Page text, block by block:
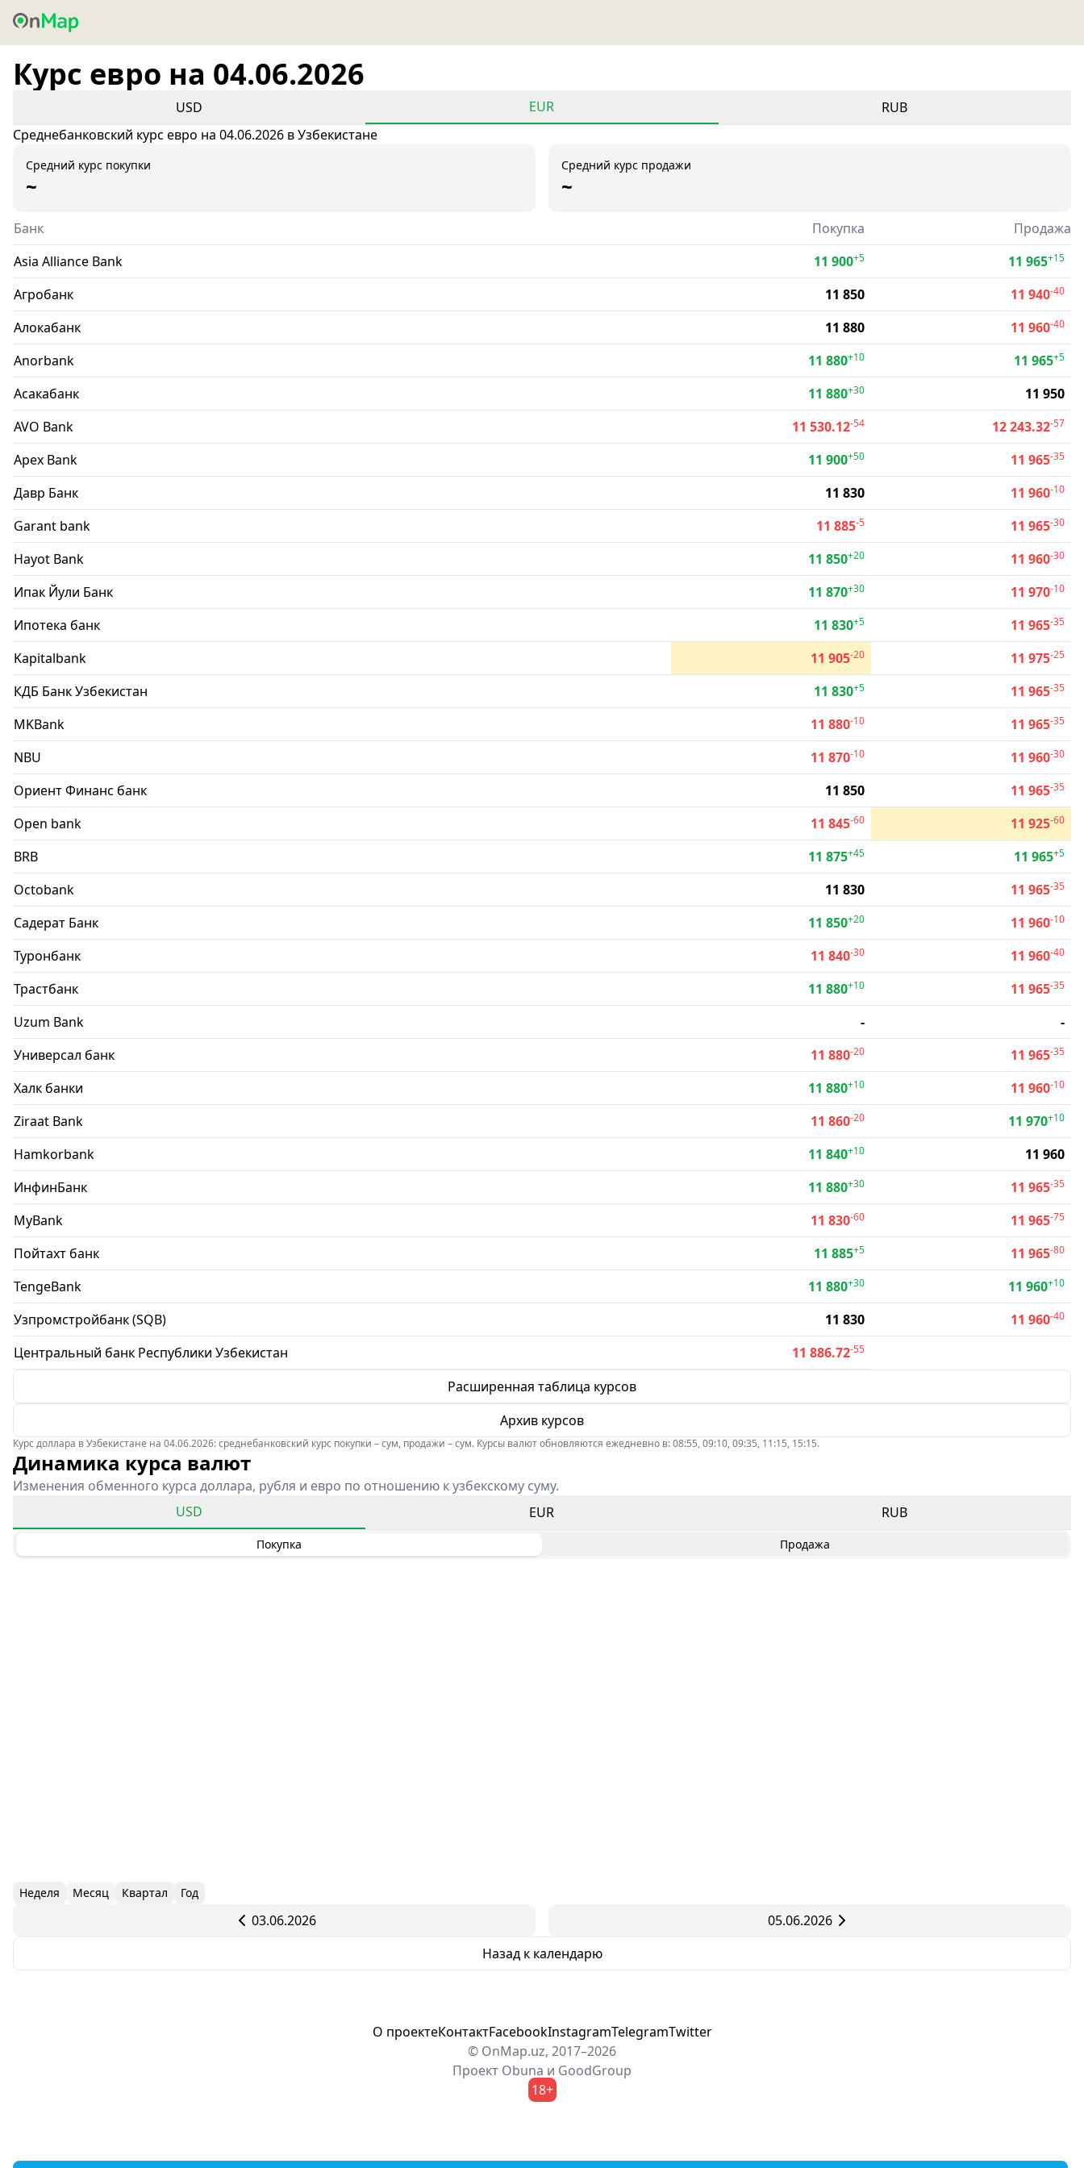
Курс евро на 04.06.2026
USD EUR
RUB
Среднебанковский курс евро на 04.06.2026 в Узбекистане
Средний курс покупки
~
Средний курс продажи
~
Банк Покупка
Продажа
Asia Alliance Bank
11 900+5 11 965+15
Агробанк 11 850 11 940-40
Алокабанк 11 880 11 960-40
Anorbank 11 880+10 11 965+5
Асакабанк 11 880+30
11 950
AVO Bank
11 530.12-54 12 243.32-57
Apex Bank 11 900+50 11 965-35
Давр Банк 11 830 11 960-10
Garant bank 11 885-5 11 965-30
Hayot Bank 11 850+20 11 960-30
Ипак Йули Банк 11 870+30 11 970-10
Ипотека банк 11 830+5 11 965-35
Kapitalbank 11 905-20 11 975-25
КДБ Банк Узбекистан 11 830+5 11 965-35
MKBank 11 880-10 11 965-35
NBU 11 870-10 11 960-30
Ориент Финанс банк 11 850 11 965-35
Open bank 11 845-60 11 925-60
BRB 11 875+45 11 965+5
Octobank 11 830 11 965-35
Садерат Банк 11 850+20 11 960-10
Туронбанк 11 840-30 11 960-40
Трастбанк 11 880+10 11 965-35
Uzum Bank -
-
Универсал банк
11 880-20 11 965-35
Халк банки 11 880+10 11 960-10
Ziraat Bank 11 860-20 11 970+10
Hamkorbank 11 840+10
11 960
ИнфинБанк
11 880+30 11 965-35
MyBank 11 830-60 11 965-75
Пойтахт банк 11 885+5 11 965-80
TengeBank 11 880+30 11 960+10
Узпромстройбанк (SQB) 11 830 11 960-40
Центральный банк Республики Узбекистан 11 886.72-55
Расширенная таблица курсов
Архив курсов
Курс доллара в Узбекистане на 04.06.2026: среднебанковский курс покупки – сум, продажи – сум. Курсы валют обновляются ежедневно в: 08:55, 09:10, 09:35, 11:15, 15:15.
Динамика курса валют
Изменения обменного курса доллара, рубля и евро по отношению к узбекскому суму.
USD
EUR RUB
Покупка Продажа
Неделя Месяц Квартал Год
03.06.2026
05.06.2026
Назад к календарю
О проектеКонтактFacebookInstagramTelegramTwitter
© OnMap.uz, 2017–2026
Проект Obuna и GoodGroup
18+